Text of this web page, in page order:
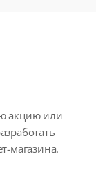
акцию или
магазина.